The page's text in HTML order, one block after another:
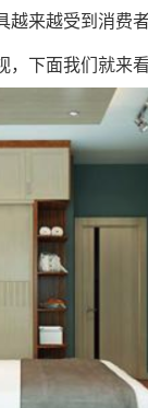
越受到消费
下面我们就来